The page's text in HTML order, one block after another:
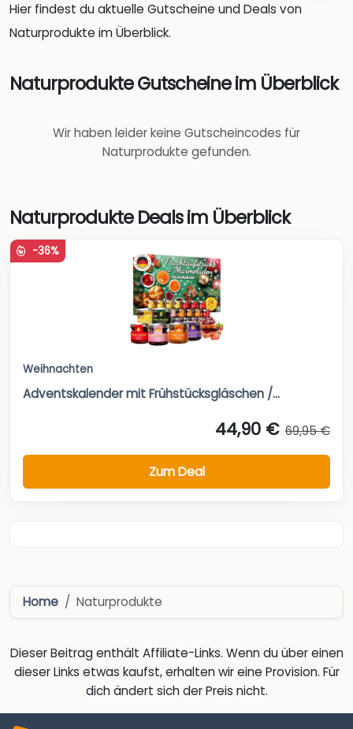
Hier findest du aktuelle Gutscheine und Deals von
Naturprodukte im Überblick.
Naturprodukte Gutscheine im Überblick
Wir haben leider keine Gutscheincodes für
Naturprodukte gefunden.
Naturprodukte Deals im Überblick
-36%
Weihnachten
Adventskalender mit Frühstücksgläschen /...
44,90 € 69,95 €
Zum Deal
Home Naturprodukte
Dieser Beitrag enthält Affiliate-Links. Wenn du über einen
dieser Links etwas kaufst, erhalten wir eine Provision. Für
dich ändert sich der Preis nicht.